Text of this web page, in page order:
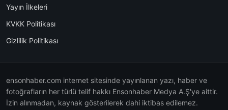
Yayın İlkeleri
KVKK Politikası
Gizlilik Politikası
ensonhaber.com internet sitesinde yayınlanan yazı, haber ve
fotoğrafların her türlü telif hakkı Ensonhaber Medya A.Ş'ye aittir.
İzin alınmadan, kaynak gösterilerek dahi iktibas edilemez.